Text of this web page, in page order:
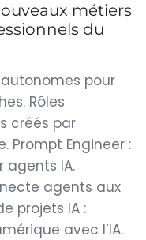
métiers
du
autonomes pour
Rôles
créés par
Prompt Engineer :
agents IA.
agents aux
projets IA :
avec l’IA.